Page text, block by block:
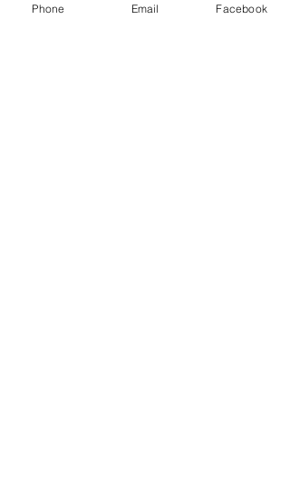
Phone Email Facebook